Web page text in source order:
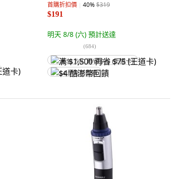
首購折扣價 40%$319
$191
明天 8/8 (六) 預計送達
(684)
满 $1,500 再省 $75 (王道卡)
$4 酷澎幣回饋